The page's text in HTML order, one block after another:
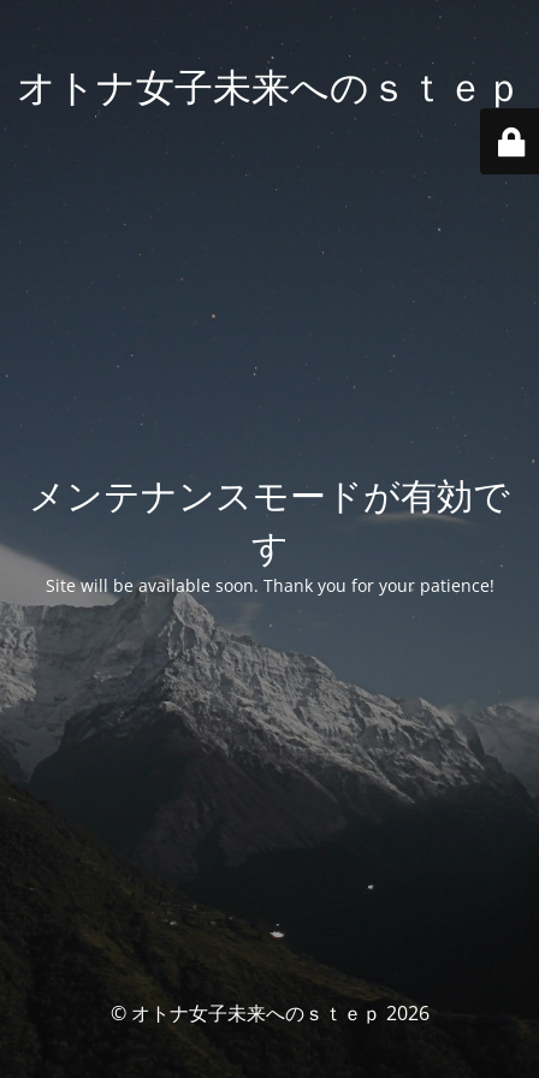
オトナ女子未来へのｓｔｅｐ
メンテナンスモードが有効で
す
Site will be available soon. Thank you for your patience!
© オトナ女子未来へのｓｔｅｐ 2026